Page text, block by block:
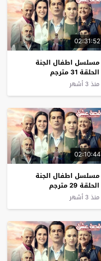
02:31:52
مسلسل اطفال الجنة
الحلقة 31 مترجم
منذ 3 أشهر
02:10:44
مسلسل اطفال الجنة
الحلقة 29 مترجم
منذ 3 أشهر